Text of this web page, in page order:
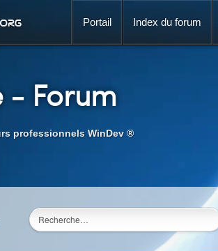
Portail Index du forum
- Forum
professionnels WinDev ®